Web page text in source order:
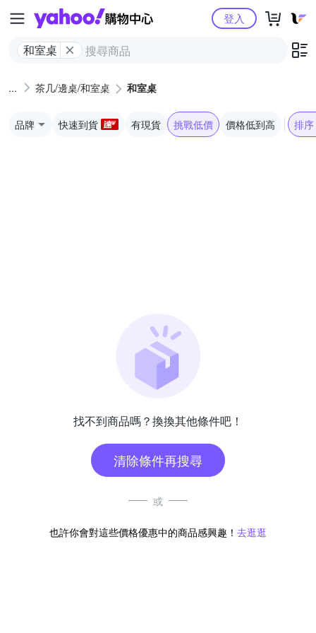
Yahoo購物中心
和室桌
登入
茶几/邊桌/和室桌 和室桌
品牌 快速到貨 有現貨 挑戰低價 價格低到高 排序
找不到商品嗎？換換其他條件吧！
清除條件再搜尋
或
也許你會對這些價格優惠中的商品感興趣！ 去逛逛